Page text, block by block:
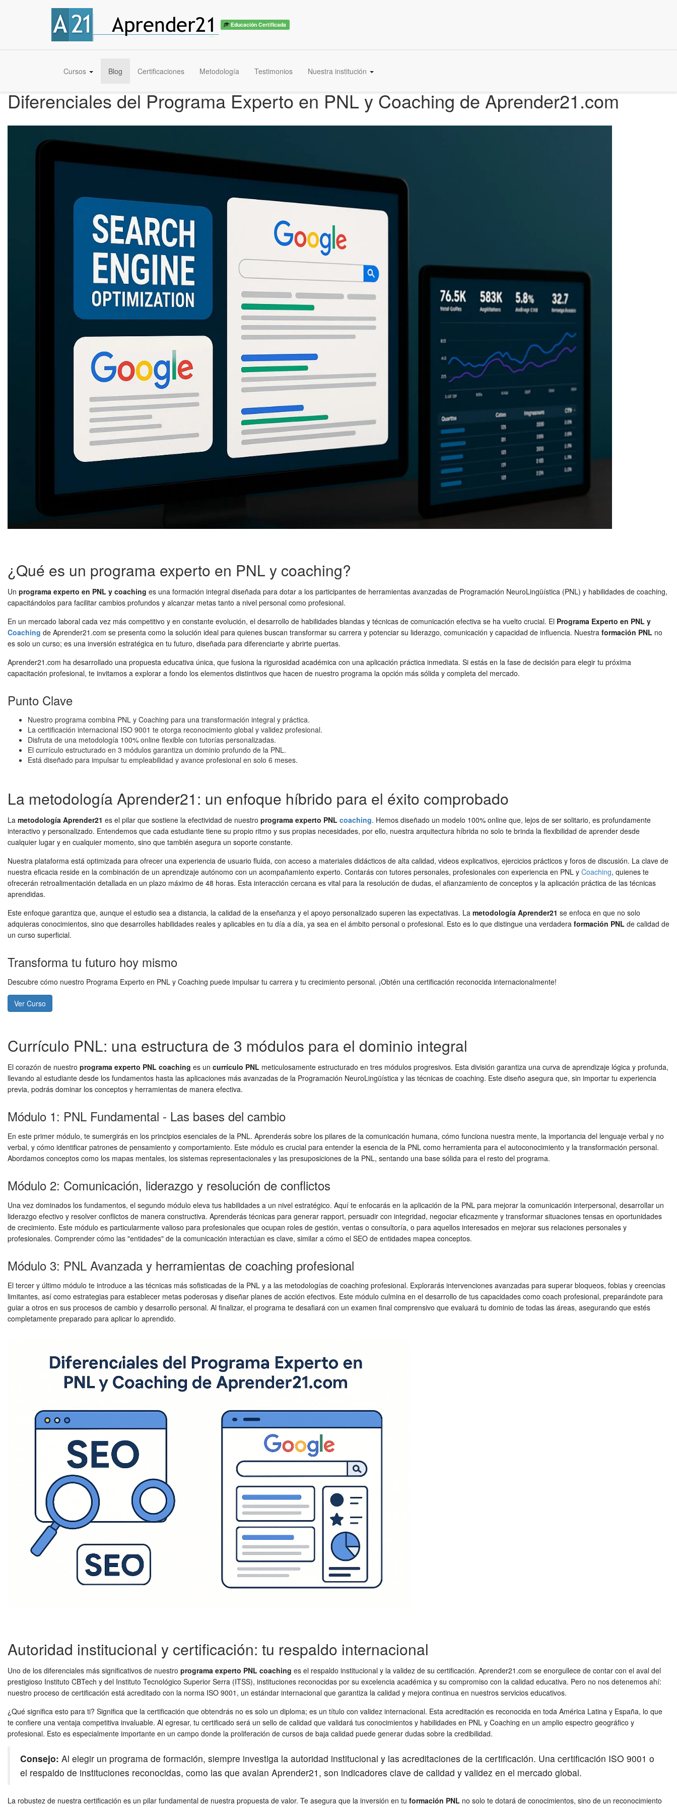
Educación Certificada
Cursos Blog Certificaciones Metodología Testimonios Nuestra institución
Diferenciales del Programa Experto en PNL y Coaching de Aprender21.com
¿Qué es un programa experto en PNL y coaching?
Un programa experto en PNL y coaching es una formación integral diseñada para dotar a los participantes de herramientas avanzadas de Programación NeuroLingüística (PNL) y habilidades de coaching,
capacitándolos para facilitar cambios profundos y alcanzar metas tanto a nivel personal como profesional.
En un mercado laboral cada vez más competitivo y en constante evolución, el desarrollo de habilidades blandas y técnicas de comunicación efectiva se ha vuelto crucial. El Programa Experto en PNL y
Coaching de Aprender21.com se presenta como la solución ideal para quienes buscan transformar su carrera y potenciar su liderazgo, comunicación y capacidad de influencia. Nuestra formación PNL no
es solo un curso; es una inversión estratégica en tu futuro, diseñada para diferenciarte y abrirte puertas.
Aprender21.com ha desarrollado una propuesta educativa única, que fusiona la rigurosidad académica con una aplicación práctica inmediata. Si estás en la fase de decisión para elegir tu próxima
capacitación profesional, te invitamos a explorar a fondo los elementos distintivos que hacen de nuestro programa la opción más sólida y completa del mercado.
Punto Clave
Nuestro programa combina PNL y Coaching para una transformación integral y práctica.
La certificación internacional ISO 9001 te otorga reconocimiento global y validez profesional.
Disfruta de una metodología 100% online flexible con tutorías personalizadas.
El currículo estructurado en 3 módulos garantiza un dominio profundo de la PNL.
Está diseñado para impulsar tu empleabilidad y avance profesional en solo 6 meses.
La metodología Aprender21: un enfoque híbrido para el éxito comprobado
La metodología Aprender21 es el pilar que sostiene la efectividad de nuestro programa experto PNL coaching. Hemos diseñado un modelo 100% online que, lejos de ser solitario, es profundamente
interactivo y personalizado. Entendemos que cada estudiante tiene su propio ritmo y sus propias necesidades, por ello, nuestra arquitectura híbrida no solo te brinda la flexibilidad de aprender desde
cualquier lugar y en cualquier momento, sino que también asegura un soporte constante.
Nuestra plataforma está optimizada para ofrecer una experiencia de usuario fluida, con acceso a materiales didácticos de alta calidad, videos explicativos, ejercicios prácticos y foros de discusión. La clave de
nuestra eficacia reside en la combinación de un aprendizaje autónomo con un acompañamiento experto. Contarás con tutores personales, profesionales con experiencia en PNL y Coaching, quienes te
ofrecerán retroalimentación detallada en un plazo máximo de 48 horas. Esta interacción cercana es vital para la resolución de dudas, el afianzamiento de conceptos y la aplicación práctica de las técnicas
aprendidas.
Este enfoque garantiza que, aunque el estudio sea a distancia, la calidad de la enseñanza y el apoyo personalizado superen las expectativas. La metodología Aprender21 se enfoca en que no solo
adquieras conocimientos, sino que desarrolles habilidades reales y aplicables en tu día a día, ya sea en el ámbito personal o profesional. Esto es lo que distingue una verdadera formación PNL de calidad de
un curso superficial.
Transforma tu futuro hoy mismo
Descubre cómo nuestro Programa Experto en PNL y Coaching puede impulsar tu carrera y tu crecimiento personal. ¡Obtén una certificación reconocida internacionalmente!
Ver Curso
Currículo PNL: una estructura de 3 módulos para el dominio integral
El corazón de nuestro programa experto PNL coaching es un currículo PNL meticulosamente estructurado en tres módulos progresivos. Esta división garantiza una curva de aprendizaje lógica y profunda,
llevando al estudiante desde los fundamentos hasta las aplicaciones más avanzadas de la Programación NeuroLingüística y las técnicas de coaching. Este diseño asegura que, sin importar tu experiencia
previa, podrás dominar los conceptos y herramientas de manera efectiva.
Módulo 1: PNL Fundamental - Las bases del cambio
En este primer módulo, te sumergirás en los principios esenciales de la PNL. Aprenderás sobre los pilares de la comunicación humana, cómo funciona nuestra mente, la importancia del lenguaje verbal y no
verbal, y cómo identificar patrones de pensamiento y comportamiento. Este módulo es crucial para entender la esencia de la PNL como herramienta para el autoconocimiento y la transformación personal.
Abordamos conceptos como los mapas mentales, los sistemas representacionales y las presuposiciones de la PNL, sentando una base sólida para el resto del programa.
Módulo 2: Comunicación, liderazgo y resolución de conflictos
Una vez dominados los fundamentos, el segundo módulo eleva tus habilidades a un nivel estratégico. Aquí te enfocarás en la aplicación de la PNL para mejorar la comunicación interpersonal, desarrollar un
liderazgo efectivo y resolver conflictos de manera constructiva. Aprenderás técnicas para generar rapport, persuadir con integridad, negociar eficazmente y transformar situaciones tensas en oportunidades
de crecimiento. Este módulo es particularmente valioso para profesionales que ocupan roles de gestión, ventas o consultoría, o para aquellos interesados en mejorar sus relaciones personales y
profesionales. Comprender cómo las "entidades" de la comunicación interactúan es clave, similar a cómo el SEO de entidades mapea conceptos.
Módulo 3: PNL Avanzada y herramientas de coaching profesional
El tercer y último módulo te introduce a las técnicas más sofisticadas de la PNL y a las metodologías de coaching profesional. Explorarás intervenciones avanzadas para superar bloqueos, fobias y creencias
limitantes, así como estrategias para establecer metas poderosas y diseñar planes de acción efectivos. Este módulo culmina en el desarrollo de tus capacidades como coach profesional, preparándote para
guiar a otros en sus procesos de cambio y desarrollo personal. Al finalizar, el programa te desafiará con un examen final comprensivo que evaluará tu dominio de todas las áreas, asegurando que estés
completamente preparado para aplicar lo aprendido.
Autoridad institucional y certificación: tu respaldo internacional
Uno de los diferenciales más significativos de nuestro programa experto PNL coaching es el respaldo institucional y la validez de su certificación. Aprender21.com se enorgullece de contar con el aval del
prestigioso Instituto CBTech y del Instituto Tecnológico Superior Serra (ITSS), instituciones reconocidas por su excelencia académica y su compromiso con la calidad educativa. Pero no nos detenemos ahí:
nuestro proceso de certificación está acreditado con la norma ISO 9001, un estándar internacional que garantiza la calidad y mejora continua en nuestros servicios educativos.
¿Qué significa esto para ti? Significa que la certificación que obtendrás no es solo un diploma; es un título con validez internacional. Esta acreditación es reconocida en toda América Latina y España, lo que
te confiere una ventaja competitiva invaluable. Al egresar, tu certificado será un sello de calidad que validará tus conocimientos y habilidades en PNL y Coaching en un amplio espectro geográfico y
profesional. Esto es especialmente importante en un campo donde la proliferación de cursos de baja calidad puede generar dudas sobre la credibilidad.
Consejo: Al elegir un programa de formación, siempre investiga la autoridad institucional y las acreditaciones de la certificación. Una certificación ISO 9001 o
el respaldo de instituciones reconocidas, como las que avalan Aprender21, son indicadores clave de calidad y validez en el mercado global.
La robustez de nuestra certificación es un pilar fundamental de nuestra propuesta de valor. Te asegura que la inversión en tu formación PNL no solo te dotará de conocimientos, sino de un reconocimiento